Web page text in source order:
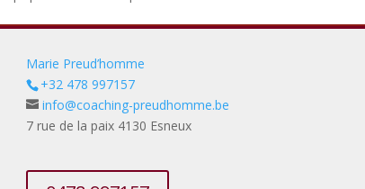
Marie Preud’homme
+32 478 997157
info@coaching-preudhomme.be
7 rue de la paix 4130 Esneux